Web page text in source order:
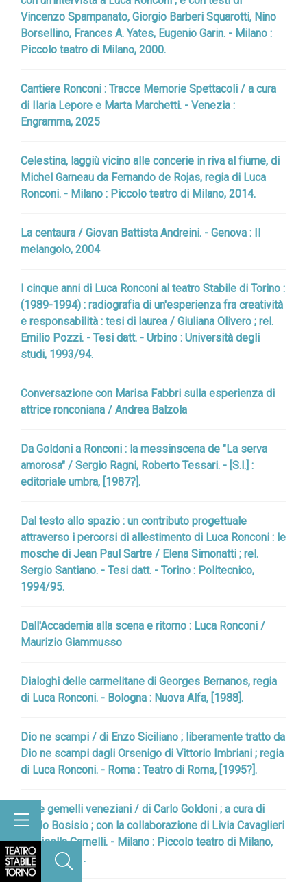
Vincenzo Spampanato, Giorgio Barberi Squarotti, Nino
Borsellino, Frances A. Yates, Eugenio Garin. - Milano :
Piccolo teatro di Milano, 2000.
Cantiere Ronconi : Tracce Memorie Spettacoli / a cura
di Ilaria Lepore e Marta Marchetti. - Venezia :
Engramma, 2025
Celestina, laggiù vicino alle concerie in riva al fiume, di
Michel Garneau da Fernando de Rojas, regia di Luca
Ronconi. - Milano : Piccolo teatro di Milano, 2014.
La centaura / Giovan Battista Andreini. - Genova : Il
melangolo, 2004
I cinque anni di Luca Ronconi al teatro Stabile di Torino :
(1989-1994) : radiografia di un'esperienza fra creatività
e responsabilità : tesi di laurea / Giuliana Olivero ; rel.
Emilio Pozzi. - Tesi datt. - Urbino : Università degli
studi, 1993/94.
Conversazione con Marisa Fabbri sulla esperienza di
attrice ronconiana / Andrea Balzola
Da Goldoni a Ronconi : la messinscena de "La serva
amorosa" / Sergio Ragni, Roberto Tessari. - [S.l.] :
editoriale umbra, [1987?].
Dal testo allo spazio : un contributo progettuale
attraverso i percorsi di allestimento di Luca Ronconi : le
mosche di Jean Paul Sartre / Elena Simonatti ; rel.
Sergio Santiano. - Tesi datt. - Torino : Politecnico,
1994/95.
Dall'Accademia alla scena e ritorno : Luca Ronconi /
Maurizio Giammusso
Dialoghi delle carmelitane di Georges Bernanos, regia
di Luca Ronconi. - Bologna : Nuova Alfa, [1988].
Dio ne scampi / di Enzo Siciliano ; liberamente tratto da
Dio ne scampi dagli Orsenigo di Vittorio Imbriani ; regia
di Luca Ronconi. - Roma : Teatro di Roma, [1995?].
I due gemelli veneziani / di Carlo Goldoni ; a cura di
Paolo Bosisio ; con la collaborazione di Livia Cavaglieri
e Luisella Carnelli. - Milano : Piccolo teatro di Milano,
stampa 2001.